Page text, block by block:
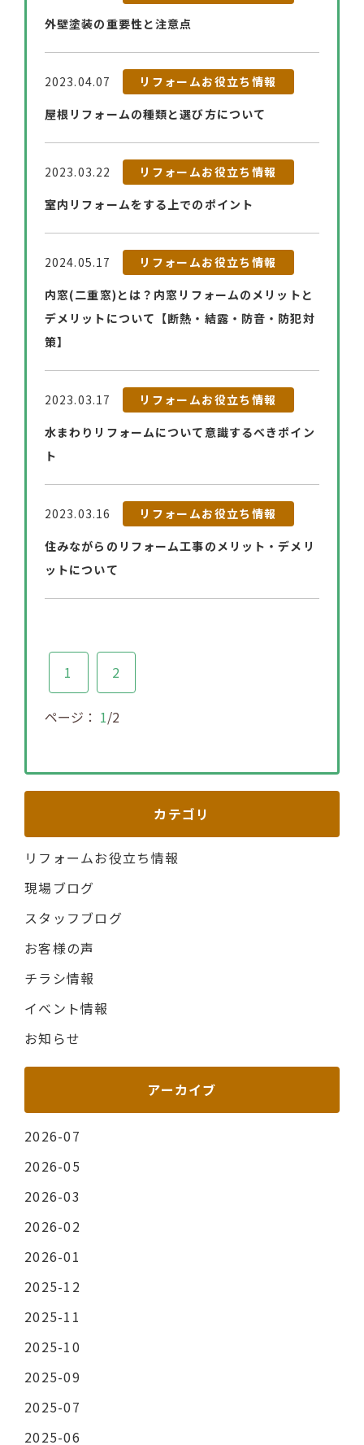
外壁塗装の重要性と注意点
2023.04.07
リフォームお役立ち情報
屋根リフォームの種類と選び方について
2023.03.22
リフォームお役立ち情報
室内リフォームをする上でのポイント
2024.05.17
リフォームお役立ち情報
内窓(二重窓)とは？内窓リフォームのメリットと
デメリットについて【断熱・結露・防音・防犯対
策】
2023.03.17
リフォームお役立ち情報
水まわりリフォームについて意識するべきポイン
ト
2023.03.16
リフォームお役立ち情報
住みながらのリフォーム工事のメリット・デメリ
ットについて
1 2
ページ： 1/2
カテゴリ
リフォームお役立ち情報
現場ブログ
スタッフブログ
お客様の声
チラシ情報
イベント情報
お知らせ
アーカイブ
2026-07
2026-05
2026-03
2026-02
2026-01
2025-12
2025-11
2025-10
2025-09
2025-07
2025-06